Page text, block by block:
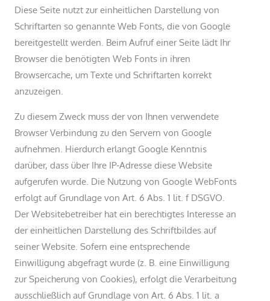
Diese Seite nutzt zur einheitlichen Darstellung von
Schriftarten so genannte Web Fonts, die von Google
bereitgestellt werden. Beim Aufruf einer Seite lädt Ihr
Browser die benötigten Web Fonts in ihren
Browsercache, um Texte und Schriftarten korrekt
anzuzeigen.
Zu diesem Zweck muss der von Ihnen verwendete
Browser Verbindung zu den Servern von Google
aufnehmen. Hierdurch erlangt Google Kenntnis
darüber, dass über Ihre IP-Adresse diese Website
aufgerufen wurde. Die Nutzung von Google WebFonts
erfolgt auf Grundlage von Art. 6 Abs. 1 lit. f DSGVO.
Der Websitebetreiber hat ein berechtigtes Interesse an
der einheitlichen Darstellung des Schriftbildes auf
seiner Website. Sofern eine entsprechende
Einwilligung abgefragt wurde (z. B. eine Einwilligung
zur Speicherung von Cookies), erfolgt die Verarbeitung
ausschließlich auf Grundlage von Art. 6 Abs. 1 lit. a